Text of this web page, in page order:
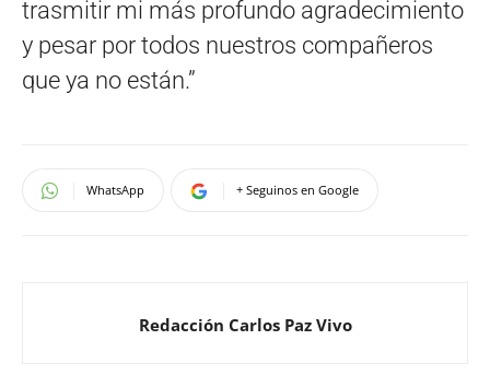
trasmitir mi más profundo agradecimiento
y pesar por todos nuestros compañeros
que ya no están.”
WhatsApp + Seguinos en Google
Redacción Carlos Paz Vivo